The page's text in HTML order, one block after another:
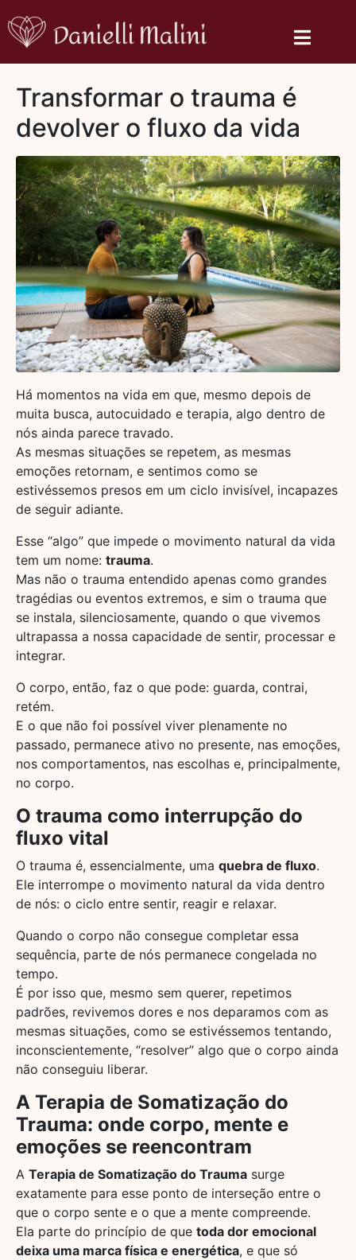
Transformar o trauma é
devolver o fluxo da vida
Há momentos na vida em que, mesmo depois de
muita busca, autocuidado e terapia, algo dentro de
nós ainda parece travado.
As mesmas situações se repetem, as mesmas
emoções retornam, e sentimos como se
estivéssemos presos em um ciclo invisível, incapazes
de seguir adiante.
Esse “algo” que impede o movimento natural da vida
tem um nome: trauma.
Mas não o trauma entendido apenas como grandes
tragédias ou eventos extremos, e sim o trauma que
se instala, silenciosamente, quando o que vivemos
ultrapassa a nossa capacidade de sentir, processar e
integrar.
O corpo, então, faz o que pode: guarda, contrai,
retém.
E o que não foi possível viver plenamente no
passado, permanece ativo no presente, nas emoções,
nos comportamentos, nas escolhas e, principalmente,
no corpo.
O trauma como interrupção do
fluxo vital
O trauma é, essencialmente, uma quebra de fluxo.
Ele interrompe o movimento natural da vida dentro
de nós: o ciclo entre sentir, reagir e relaxar.
Quando o corpo não consegue completar essa
sequência, parte de nós permanece congelada no
tempo.
É por isso que, mesmo sem querer, repetimos
padrões, revivemos dores e nos deparamos com as
mesmas situações, como se estivéssemos tentando,
inconscientemente, “resolver” algo que o corpo ainda
não conseguiu liberar.
A Terapia de Somatização do
Trauma: onde corpo, mente e
emoções se reencontram
A Terapia de Somatização do Trauma surge
exatamente para esse ponto de interseção entre o
que o corpo sente e o que a mente compreende.
Ela parte do princípio de que toda dor emocional
deixa uma marca física e energética, e que só